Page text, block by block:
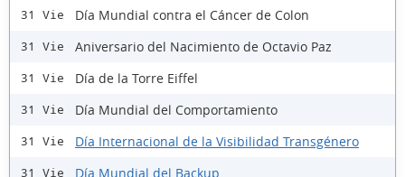
31 Vie Día Mundial contra el Cáncer de Colon
31 Vie Aniversario del Nacimiento de Octavio Paz
31 Vie Día de la Torre Eiffel
31 Vie Día Mundial del Comportamiento
31 Vie Día Internacional de la Visibilidad Transgénero
31 Vie Día Mundial del Backup